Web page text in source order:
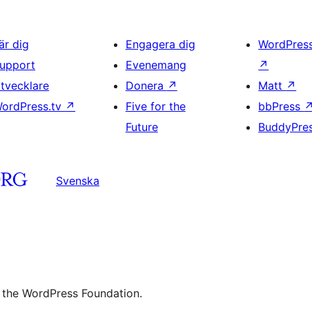
dig
↗
Engagera dig
Evenemang
Donera ↗
Five for the
Future
↗
Matt ↗
bbPress ↗
Svenska
WordPress Foundation.